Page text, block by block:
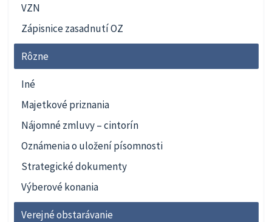
VZN
Zápisnice zasadnutí OZ
Rôzne
Iné
Majetkové priznania
Nájomné zmluvy – cintorín
Oznámenia o uložení písomnosti
Strategické dokumenty
Výberové konania
Verejné obstarávanie